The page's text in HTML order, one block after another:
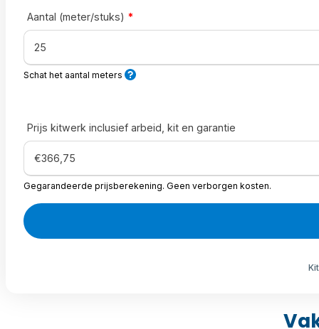
Aantal (meter/stuks) *
Schat het aantal meters
Prijs kitwerk inclusief arbeid, kit en garantie
Gegarandeerde prijsberekening. Geen verborgen kosten.